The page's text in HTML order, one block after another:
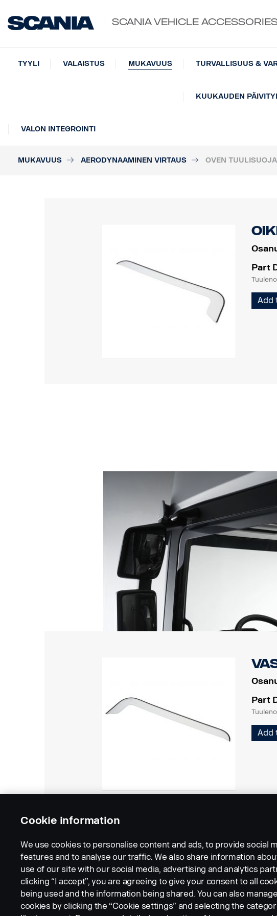
SCANIA VEHICLE
TYYLI VALAISTUS MUKAVUUS TURVALLISUUS &
KUUKAUDEN
VALON INTEGROINTI
MUKAVUUS AERODYNAAMINEN VIRTAUS OVEN TUULISUOJA
Part
Add
Part
Add
LEGAL NOTICE COOKIES PRIVACY STATEMENT
Cookie information
We use cookies to personalise content and ads, to provide social
features and to analyse our traffic. We also share information
use of our site with our social media, advertising and analytics
clicking “I accept”, you are agreeing to give your consent to all
being used and the information being shared. You can also
cookies by clicking the “Cookie settings” and selecting the